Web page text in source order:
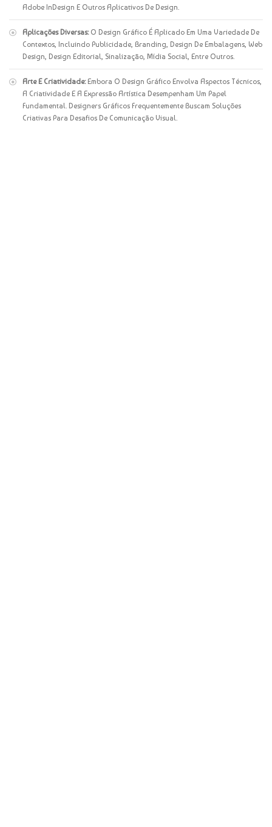
Adobe InDesign E Outros Aplicativos De Design.
Aplicações Diversas:O Design Gráfico É Aplicado Em Uma Variedade De
Contextos, Incluindo Publicidade, Branding, Design De Embalagens, Web
Design, Design Editorial, Sinalização, Mídia Social, Entre Outros.
Arte E Criatividade:Embora O Design Gráfico Envolva Aspectos Técnicos,
A Criatividade E A Expressão Artística Desempenham Um Papel
Fundamental. Designers Gráficos Frequentemente Buscam Soluções
Criativas Para Desafios De Comunicação Visual.